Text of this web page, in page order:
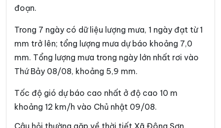
Xã Ia Chim
Xã Ia Tơi Xã Khánh Cường
Xã Kon Braih Xã Kon Đào
Xã Kon Plông Xã Lân Phong
Xã Long Phụng Xã Măng Bút
Xã Măng Đen Xã Măng Ri
đoạn.
Trong 7 ngày có dữ liệu lượng mưa, 1 ngày đạt từ 1
mm trở lên; tổng lượng mưa dự báo khoảng 7,0
mm. Tổng lượng mưa trong ngày lớn nhất rơi vào
Thứ Bảy 08/08, khoảng 5,9 mm.
Tốc độ gió dự báo cao nhất ở độ cao 10 m
khoảng 12 km/h vào Chủ nhật 09/08.